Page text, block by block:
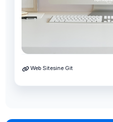
Web Sitesine Git